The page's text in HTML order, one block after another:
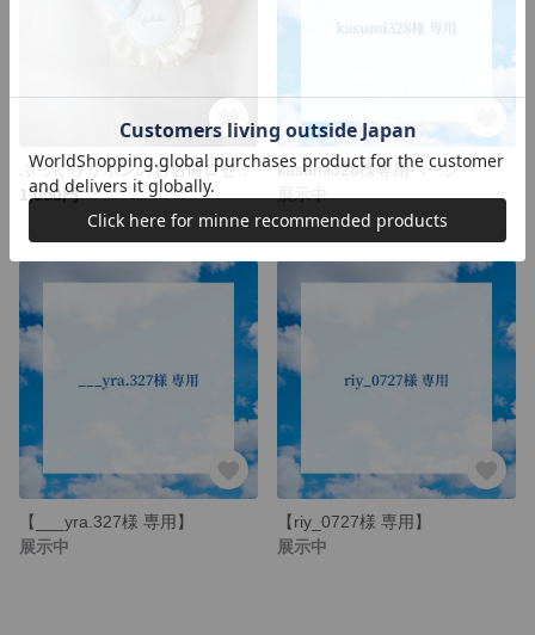
ぷっくりリボンのお名前ロゼット⑅°˖
1,050円
kasumi328様専用ページ
展示中
【___yra.327様 専用】
展示中
【riy_0727様 専用】
展示中